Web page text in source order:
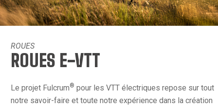
ROUES
ROUES E-VTT
Le projet Fulcrum® pour les VTT électriques repose sur tout
notre savoir-faire et toute notre expérience dans la création